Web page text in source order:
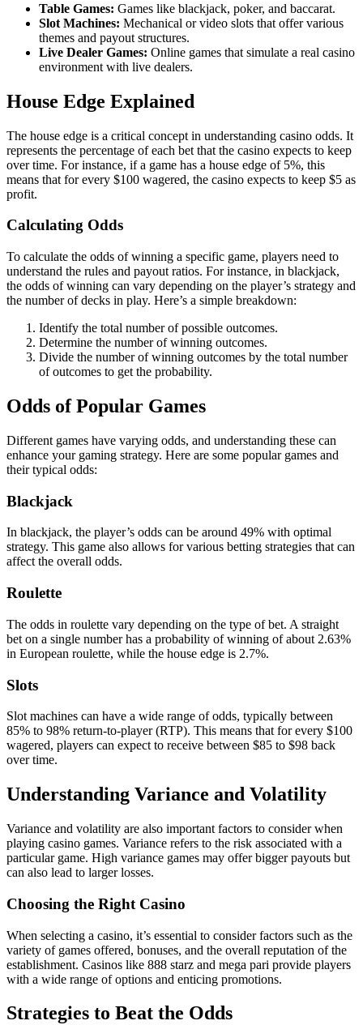
Table Games: Games like blackjack, poker, and baccarat.
Slot Machines: Mechanical or video slots that offer various
themes and payout structures.
Live Dealer Games: Online games that simulate a real casino
environment with live dealers.
House Edge Explained
The house edge is a critical concept in understanding casino odds. It
represents the percentage of each bet that the casino expects to keep
over time. For instance, if a game has a house edge of 5%, this
means that for every $100 wagered, the casino expects to keep $5 as
profit.
Calculating Odds
To calculate the odds of winning a specific game, players need to
understand the rules and payout ratios. For instance, in blackjack,
the odds of winning can vary depending on the player’s strategy and
the number of decks in play. Here’s a simple breakdown:
Identify the total number of possible outcomes.
Determine the number of winning outcomes.
Divide the number of winning outcomes by the total number
of outcomes to get the probability.
Odds of Popular Games
Different games have varying odds, and understanding these can
enhance your gaming strategy. Here are some popular games and
their typical odds:
Blackjack
In blackjack, the player’s odds can be around 49% with optimal
strategy. This game also allows for various betting strategies that can
affect the overall odds.
Roulette
The odds in roulette vary depending on the type of bet. A straight
bet on a single number has a probability of winning of about 2.63%
in European roulette, while the house edge is 2.7%.
Slots
Slot machines can have a wide range of odds, typically between
85% to 98% return-to-player (RTP). This means that for every $100
wagered, players can expect to receive between $85 to $98 back
over time.
Understanding Variance and Volatility
Variance and volatility are also important factors to consider when
playing casino games. Variance refers to the risk associated with a
particular game. High variance games may offer bigger payouts but
can also lead to larger losses.
Choosing the Right Casino
When selecting a casino, it’s essential to consider factors such as the
variety of games offered, bonuses, and the overall reputation of the
establishment. Casinos like 888 starz and mega pari provide players
with a wide range of options and enticing promotions.
Strategies to Beat the Odds